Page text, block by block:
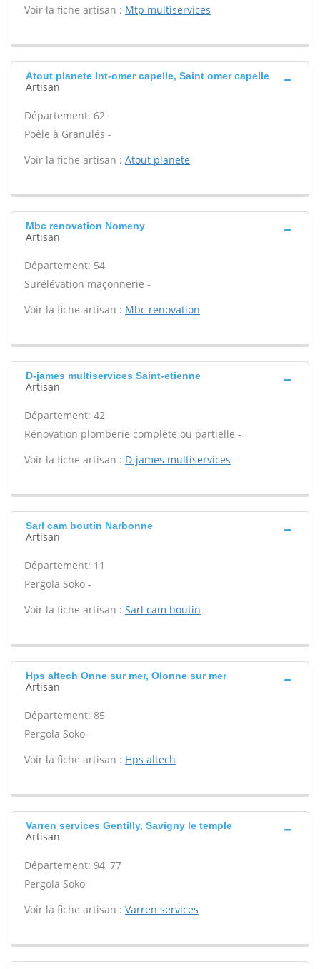
Voir la fiche artisan : Mtp multiservices
Atout planete Int-omer capelle, Saint omer capelle
Artisan
Département: 62
Poêle à Granulés -
Voir la fiche artisan : Atout planete
Mbc renovation Nomeny
Artisan
Département: 54
Surélévation maçonnerie -
Voir la fiche artisan : Mbc renovation
D-james multiservices Saint-etienne
Artisan
Département: 42
Rénovation plomberie complète ou partielle -
Voir la fiche artisan : D-james multiservices
Sarl cam boutin Narbonne
Artisan
Département: 11
Pergola Soko -
Voir la fiche artisan : Sarl cam boutin
Hps altech Onne sur mer, Olonne sur mer
Artisan
Département: 85
Pergola Soko -
Voir la fiche artisan : Hps altech
Varren services Gentilly, Savigny le temple
Artisan
Département: 94, 77
Pergola Soko -
Voir la fiche artisan : Varren services